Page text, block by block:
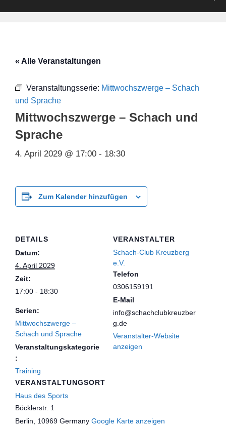
« Alle Veranstaltungen
Veranstaltungsserie: Mittwochszwerge – Schach
und Sprache
Mittwochszwerge – Schach und
Sprache
4. April 2029 @ 17:00 - 18:30
Zum Kalender hinzufügen
DETAILS
Datum:
4. April 2029
Zeit:
17:00 - 18:30
Serien:
Mittwochszwerge –
Schach und Sprache
Veranstaltungskategorie
:
Training
VERANSTALTUNGSORT
Haus des Sports
Böcklerstr. 1
Berlin
10969 Germany Google Karte anzeigen
VERANSTALTER
Schach-Club Kreuzberg
e.V.
Telefon
0306159191
E-Mail
info@schachclubkreuzber
g.de
Veranstalter-Website
anzeigen